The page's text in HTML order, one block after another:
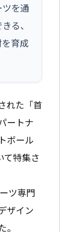
を通
る、
育成
れた「首
ートナ
ボール
て特集さ
ツ専門
ザイン